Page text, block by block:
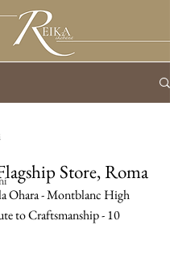
Store, Roma
Ohara - Montblanc High
to Craftsmanship - 10